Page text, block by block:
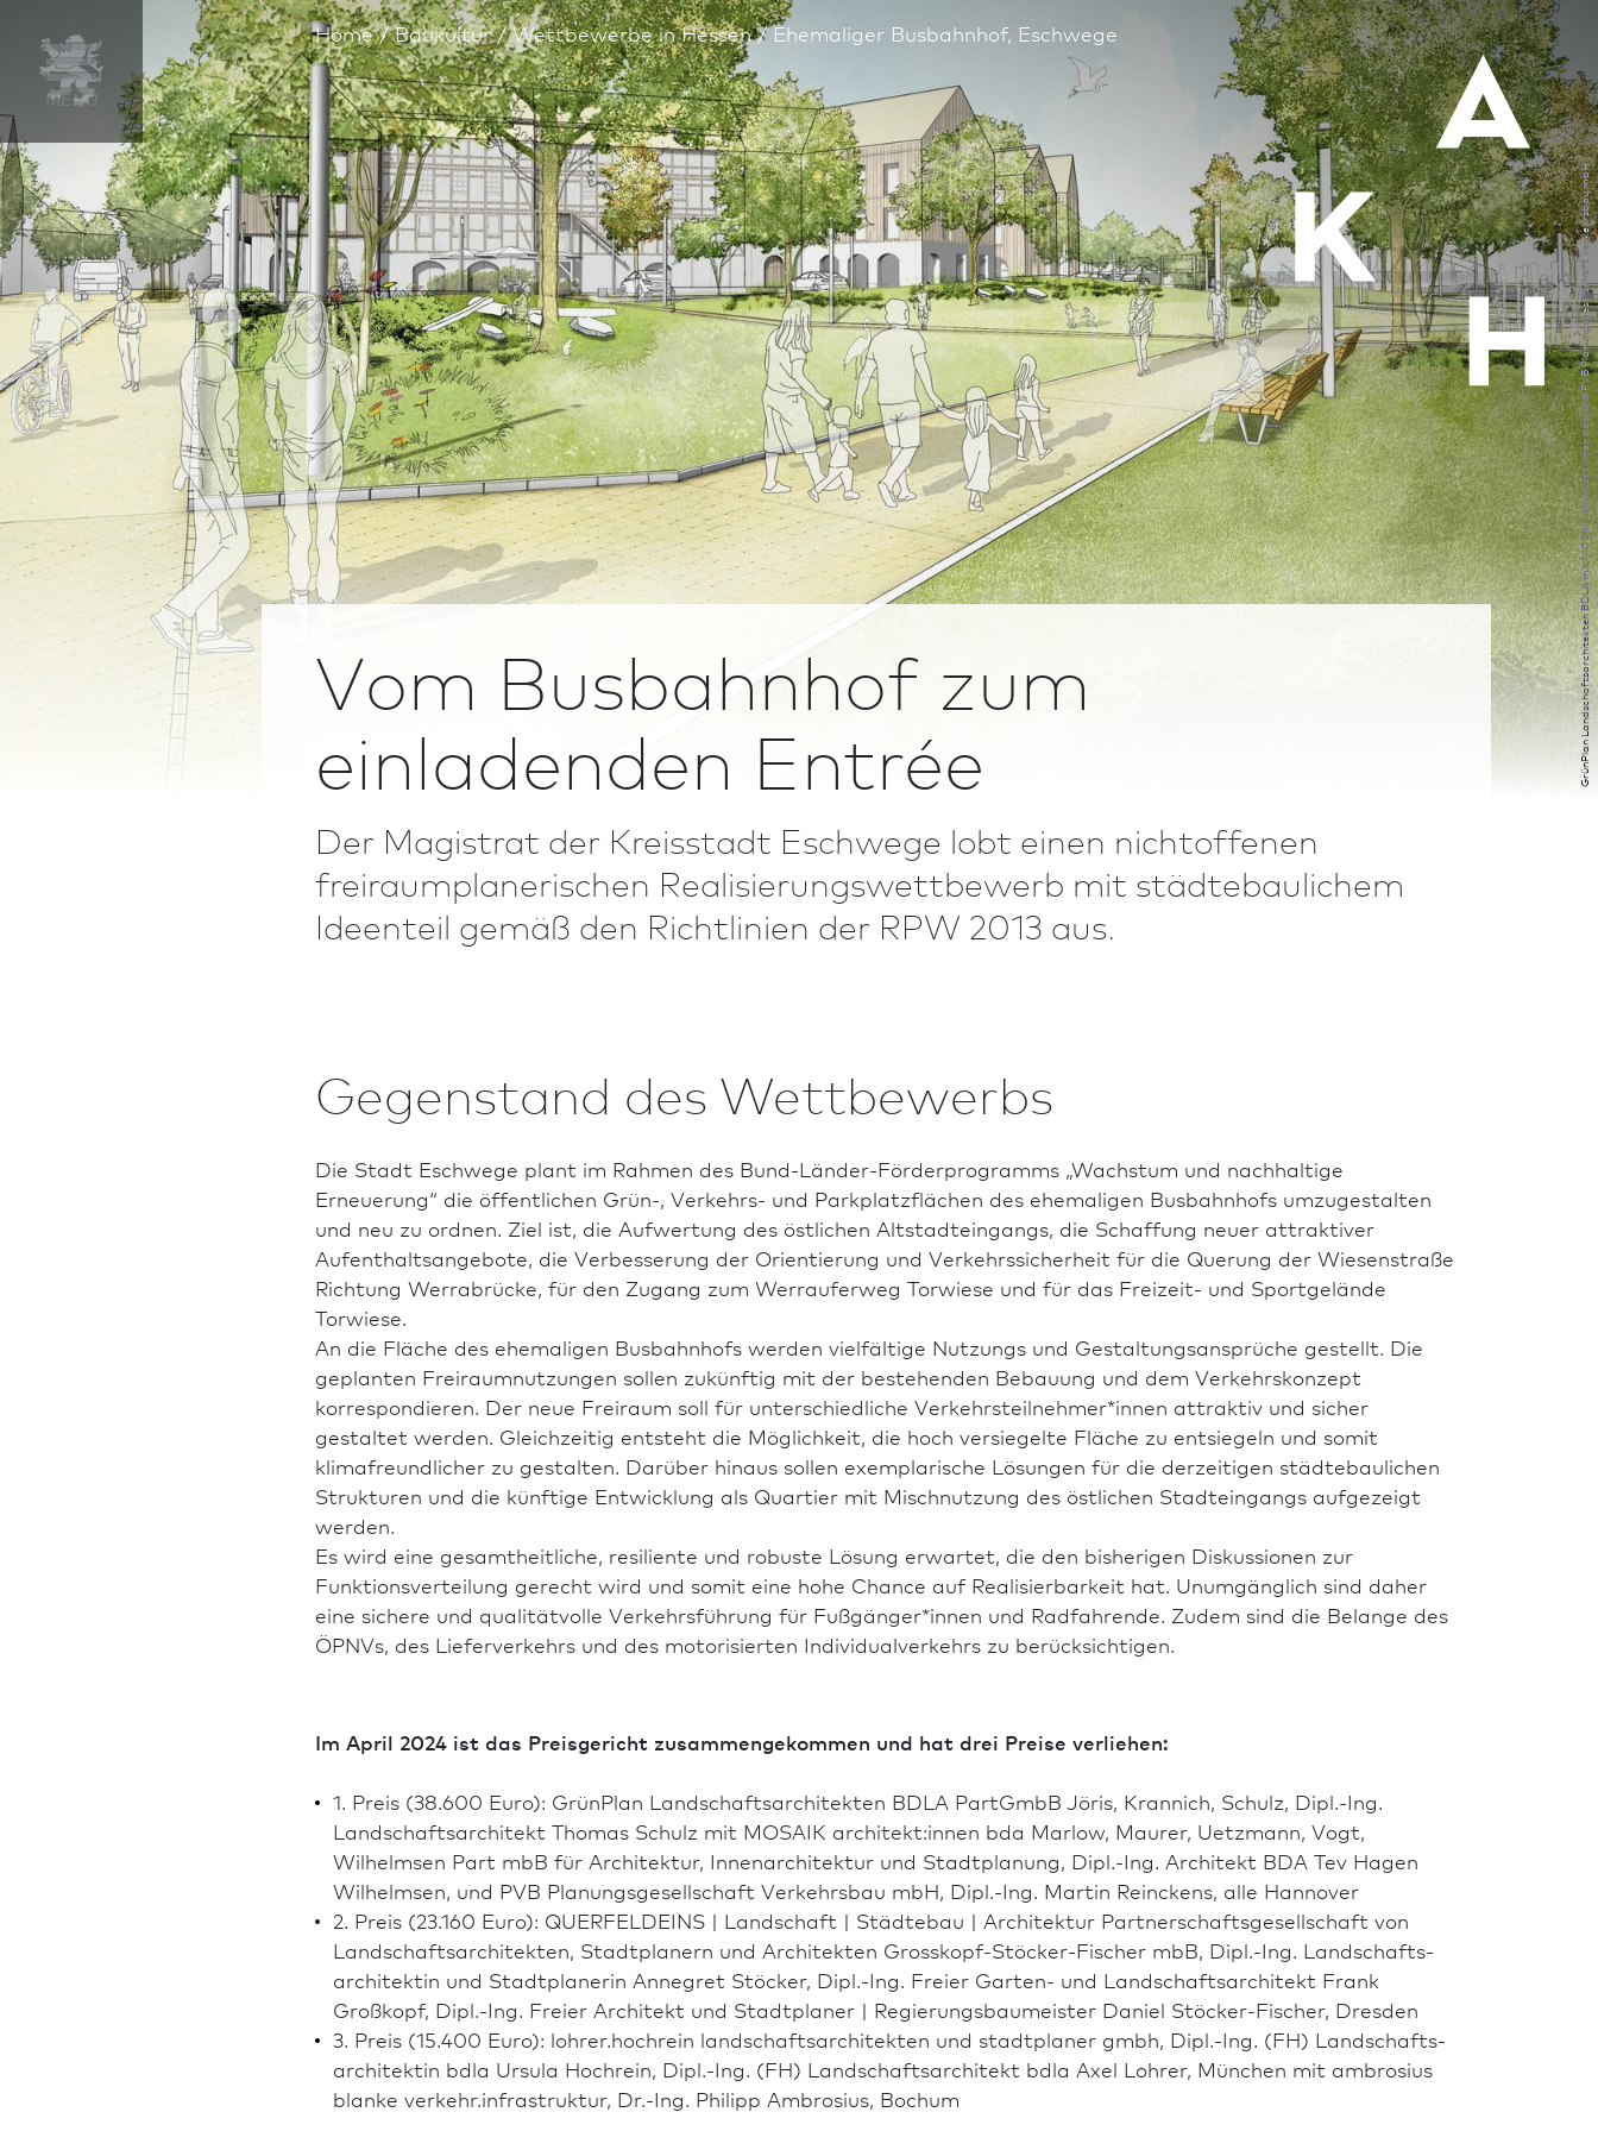
MENÜ
Home Bau­kultur Wettbewerbe in Hessen Ehemaliger Busbahnhof, Eschwege
GrünPlan Landschafts­architekten BDLA mit MOSAIK architekt:innen bda und PVB Planungs­gesellschaft Verkehrsbau mbH
Gegenstand
Übersicht
1. Preis
2. Preis
3. Preis
Steckbrief
Vom Busbahnhof zum
einladenden Entrée
Der Magistrat der Kreisstadt Eschwege lobt einen nichtoffenen
freiraumplanerischen Realisierungs­wett­bewerb mit städte­bau­lichem
Ideenteil gemäß den Richt­linien der RPW 2013 aus.
Gegenstand des Wettbewerbs
Die Stadt Eschwege plant im Rahmen des Bund-Länder-Förderprogramms „Wachstum und nach­haltige
Erneuerung“ die öffentlichen Grün-, Verkehrs- und Parkplatzflächen des ehemaligen Busbahnhofs umzugestalten
und neu zu ordnen. Ziel ist, die Aufwertung des östlichen Altstadteingangs, die Schaffung neuer attraktiver
Aufenthalts­angebote, die Ver­besse­rung der Orientierung und Verkehrssicherheit für die Querung der Wiesenstraße
Richtung Werrabrücke, für den Zugang zum Werrauferweg Torwiese und für das Freizeit- und Sportgelände
Torwiese.
An die Fläche des ehemaligen Busbahnhofs werden vielfältige Nutzungs und Gestaltungsansprüche gestellt. Die
geplanten Freiraumnutzungen sollen zukünftig mit der bestehenden Bebauung und dem Verkehrskonzept
korrespondieren. Der neue Freiraum soll für unterschiedliche Verkehrsteilnehmer*innen attraktiv und sicher
gestaltet werden. Gleichzeitig entsteht die Möglichkeit, die hoch versiegelte Fläche zu entsiegeln und somit
klimafreundlicher zu gestalten. Darüber hinaus sollen exemplarische Lösungen für die derzeitigen städte­bau­lichen
Strukturen und die künftige Ent­wick­lung als Quar­tier mit Mischnutzung des östlichen Stadteingangs aufgezeigt
werden.
Es wird eine gesamtheitliche, resiliente und robuste Lösung erwartet, die den bisherigen Diskussionen zur
Funktionsverteilung gerecht wird und somit eine hohe Chance auf Realisierbarkeit hat. Unumgänglich sind daher
eine sichere und qualitätvolle Verkehrsführung für Fußgänger*innen und Radfahrende. Zudem sind die Belange des
ÖPNVs, des Lieferverkehrs und des motorisierten Individualverkehrs zu berücksichtigen.
Im April 2024 ist das Preisgericht zusammengekommen und hat drei Preise verliehen:
1. Preis (38.600 Euro): GrünPlan Landschafts­architekten BDLA PartGmbB Jöris, Krannich, Schulz, Dipl.-Ing.
Landschafts­architekt Thomas Schulz mit MOSAIK architekt:innen bda Marlow, Maurer, Uetzmann, Vogt,
Wilhelmsen Part mbB für Archi­tektur, Innen­architektur und Stadt­planung, Dipl.-Ing. Architekt BDA Tev Hagen
Wilhelmsen, und PVB Planungs­gesellschaft Verkehrsbau mbH, Dipl.-Ing. Martin Reinckens, alle Hannover
2. Preis (23.160 Euro): QUERFELDEINS | Landschaft | Städtebau | Archi­tektur Partner­schafts­gesellschaft von
Landschafts­architekten, Stadt­planern und Architekten Grosskopf-Stöcker-Fischer mbB, Dipl.-Ing. Landschafts­
architektin und Stadt­planerin Annegret Stöcker, Dipl.-Ing. Freier Garten- und Landschafts­architekt Frank
Großkopf, Dipl.-Ing. Freier Architekt und Stadt­planer | Regierungsbaumeister Daniel Stöcker-Fischer, Dresden
3. Preis (15.400 Euro): lohrer.hochrein landschaftsarchitekten und stadtplaner gmbh, Dipl.-Ing. (FH) Landschafts­
architektin bdla Ursula Hochrein, Dipl.-Ing. (FH) Landschafts­architekt bdla Axel Lohrer, München mit ambrosius
blanke verkehr.infrastruktur, Dr.-Ing. Philipp Ambrosius, Bochum